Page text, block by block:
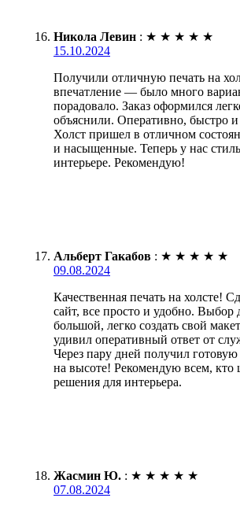
Никола Левин : ★ ★ ★ ★ ★
15.10.2024
Получили отличную печать на
впечатление — было много
порадовало. Заказ оформился
объяснили. Оперативно, быстро и
Холст пришел в отличном
и насыщенные. Теперь у нас
интерьере. Рекомендую!
Альберт Гакабов : ★ ★ ★ ★ ★
09.08.2024
Качественная печать на холсте!
сайт, все просто и удобно. Выбор
большой, легко создать свой
удивил оперативный ответ от
Через пару дней получил готовую
на высоте! Рекомендую всем, кто
решения для интерьера.
Жасмин Ю. : ★ ★ ★ ★ ★
07.08.2024